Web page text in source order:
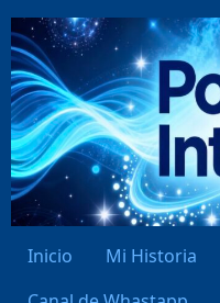
Inicio Mi Historia